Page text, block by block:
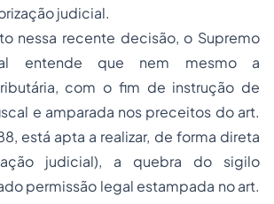
judicial.
nessa recente decisão, o Supremo
entende que nem mesmo a
com o fim de instrução de
e amparada nos preceitos do art.
está apta a realizar, de forma direta
judicial), a quebra do sigilo
permissão legal estampada no art.